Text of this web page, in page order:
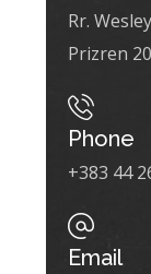
Rr.
Prizren
Phone
+383 44
Email